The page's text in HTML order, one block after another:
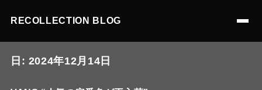
RECOLLECTION BLOG
日: 2024年12月14日